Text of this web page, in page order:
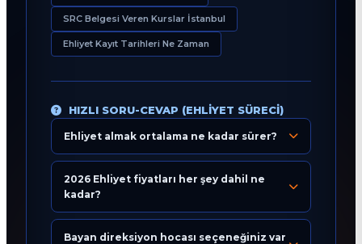
SRC Belgesi Veren Kurslar İstanbul
Ehliyet Kayıt Tarihleri Ne Zaman
HIZLI SORU-CEVAP (EHLIYET SÜRECI)
Ehliyet almak ortalama ne kadar sürer?
2026 Ehliyet fiyatları her şey dahil ne
kadar?
Bayan direksiyon hocası seçeneğiniz var
Eğitim Danışmanı
Bugün 23:32